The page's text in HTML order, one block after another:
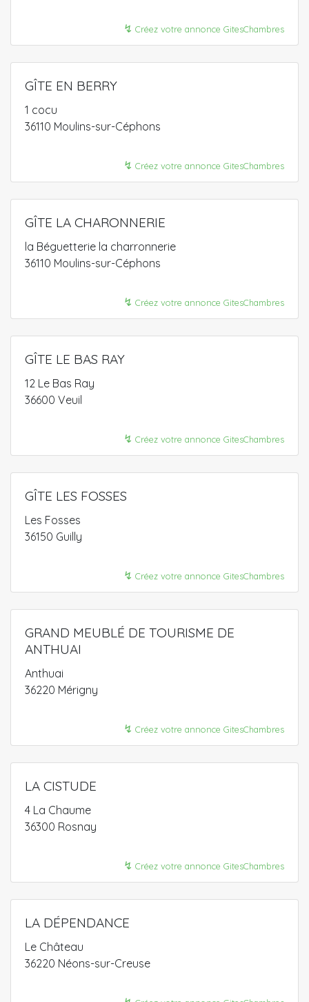
↯ Créez votre annonce GitesChambres
GÎTE EN BERRY
1 cocu
36110 Moulins-sur-Céphons
↯ Créez votre annonce GitesChambres
GÎTE LA CHARONNERIE
la Béguetterie la charronnerie
36110 Moulins-sur-Céphons
↯ Créez votre annonce GitesChambres
GÎTE LE BAS RAY
12 Le Bas Ray
36600 Veuil
↯ Créez votre annonce GitesChambres
GÎTE LES FOSSES
Les Fosses
36150 Guilly
↯ Créez votre annonce GitesChambres
GRAND MEUBLÉ DE TOURISME DE
ANTHUAI
Anthuai
36220 Mérigny
↯ Créez votre annonce GitesChambres
LA CISTUDE
4 La Chaume
36300 Rosnay
↯ Créez votre annonce GitesChambres
LA DÉPENDANCE
Le Château
36220 Néons-sur-Creuse